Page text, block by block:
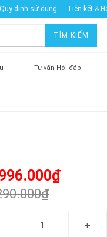
Quy định sử dụng Liên kết &
TÌM KIẾM
Tư vấn-Hỏi đáp